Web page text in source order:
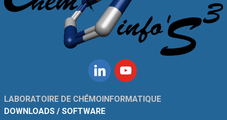
LABORATOIRE DE CHÉMOINFORMATIQUE
DOWNLOADS / SOFTWARE